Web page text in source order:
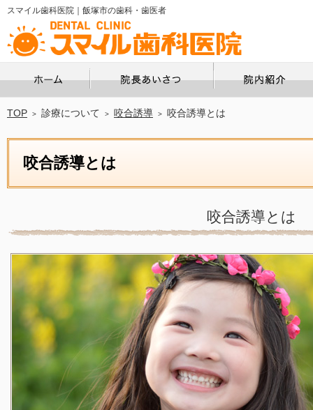
咬合誘導とは
スマイル歯科医院｜飯塚市の歯科・歯医者
咬合誘導とは
ホーム
TOP 診療について 咬合誘導 咬合誘導とは